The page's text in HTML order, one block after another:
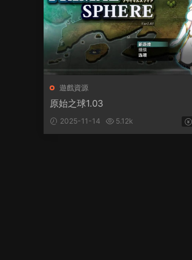
遊戲資源
原始之球1.03
2025-11-14 5.12k